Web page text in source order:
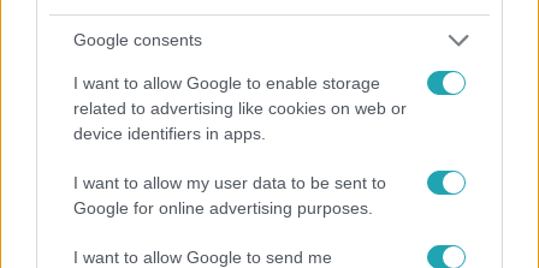
Google consents
I want to allow Google to enable storage
related to advertising like cookies on web or
device identifiers in apps.
I want to allow my user data to be sent to
Google for online advertising purposes.
I want to allow Google to send me
Népszerű